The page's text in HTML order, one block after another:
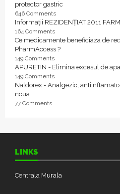
protector gastric
646 Comments
Informații REZIDENȚIAT 2011
164 Comments
Ce medicamente beneficiaza de
PharmAccess ?
149 Comments
APURETIN - Elimina excesul de
149 Comments
Naldorex - Analgezic,
noua
77 Comments
LINKS
Centrala Murala